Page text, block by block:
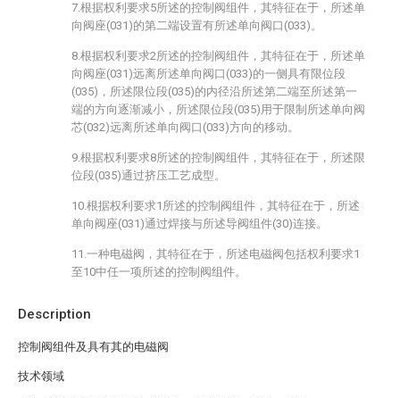
Description
控制阀组件及具有其的电磁阀
技术领域
7.根据权利要求5所述的控制阀组件，其特征在于，所述单
向阀座(031)的第二端设置有所述单向阀口(033)。
8.根据权利要求2所述的控制阀组件，其特征在于，所述单
向阀座(031)远离所述单向阀口(033)的一侧具有限位段
(035)，所述限位段(035)的内径沿所述第二端至所述第一
端的方向逐渐减小，所述限位段(035)用于限制所述单向阀
芯(032)远离所述单向阀口(033)方向的移动。
9.根据权利要求8所述的控制阀组件，其特征在于，所述限
位段(035)通过挤压工艺成型。
10.根据权利要求1所述的控制阀组件，其特征在于，所述
单向阀座(031)通过焊接与所述导阀组件(30)连接。
11.一种电磁阀，其特征在于，所述电磁阀包括权利要求1
至10中任一项所述的控制阀组件。